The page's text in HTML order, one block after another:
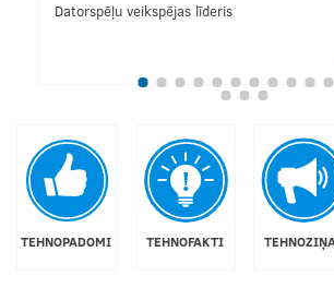
Datorspēļu veikspējas līderis
TEHNOPADOMI TEHNOFAKTI